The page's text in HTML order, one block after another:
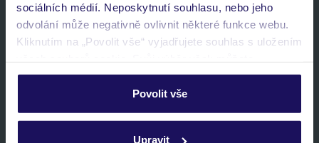
sociálních médií. Neposkytnutí souhlasu, nebo jeho
odvolání může negativně ovlivnit některé funkce webu.
Kliknutím na „Povolit vše“ vyjadřujete souhlas s uložením
personalizovat v sekci „Personalizace“.
Podrobné informace o souborech cookie naleznete v
Povolit vše
Upravit
Nezapomeňte se podívat do vaší e-mailové
schránky a registraci potvrdit!
Jméno: